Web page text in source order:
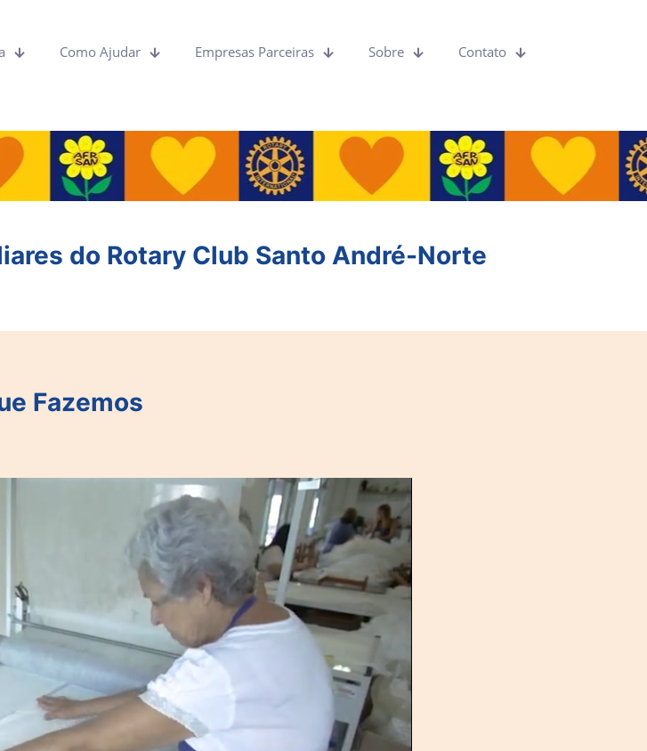
Como Ajudar Empresas Parceiras Sobre Contato
do Rotary Club Santo André-Norte
Fazemos